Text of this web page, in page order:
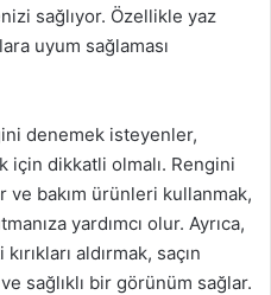
sağlıyor. Özellikle yaz
uyum sağlaması
denemek isteyenler,
için dikkatli olmalı. Rengini
ve bakım ürünleri kullanmak,
yardımcı olur. Ayrıca,
aldırmak, saçın
sağlıklı bir görünüm sağlar.